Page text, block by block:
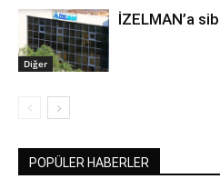
Diğer
İZELMAN’a
POPÜLER HABERLER